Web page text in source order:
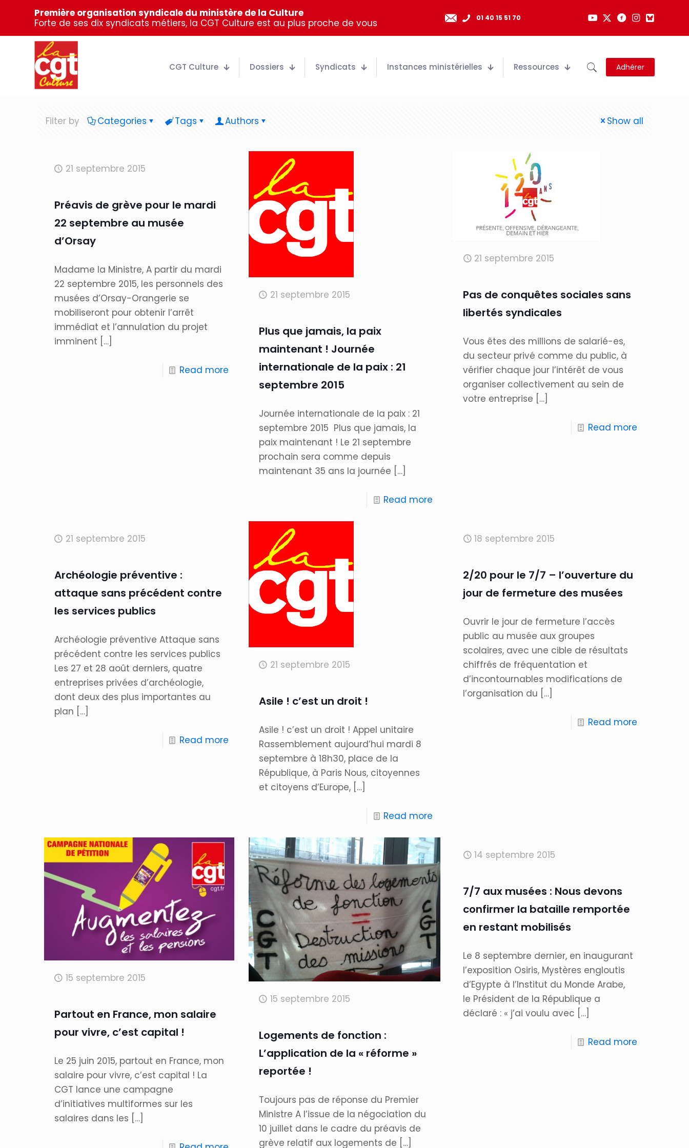
Première organisation syndicale du ministère de la Culture
Forte de ses dix syndicats métiers, la CGT Culture est au plus proche de vous
01 40 15 51 70
CGT Culture Dossiers Syndicats Instances ministérielles Ressources Adhérer
Filter by Categories Tags Authors Show all
21 septembre 2015
Préavis de grève pour le mardi
22 septembre au musée
d’Orsay
Madame la Ministre, A partir du mardi
22 septembre 2015, les personnels des
musées d’Orsay-Orangerie se
mobiliseront pour obtenir l’arrêt
immédiat et l’annulation du projet
imminent […]
Read more
21 septembre 2015
Plus que jamais, la paix
maintenant ! Journée
internationale de la paix : 21
septembre 2015
Journée internationale de la paix : 21
septembre 2015 Plus que jamais, la
paix maintenant ! Le 21 septembre
prochain sera comme depuis
maintenant 35 ans la journée […]
Read more
21 septembre 2015
Pas de conquêtes sociales sans
libertés syndicales
Vous êtes des millions de salarié-es,
du secteur privé comme du public, à
vérifier chaque jour l’intérêt de vous
organiser collectivement au sein de
votre entreprise […]
Read more
21 septembre 2015
Archéologie préventive :
attaque sans précédent contre
les services publics
Archéologie préventive Attaque sans
précédent contre les services publics
Les 27 et 28 août derniers, quatre
entreprises privées d’archéologie,
dont deux des plus importantes au
plan […]
Read more
21 septembre 2015
Asile ! c’est un droit !
Asile ! c’est un droit ! Appel unitaire
Rassemblement aujourd’hui mardi 8
septembre à 18h30, place de la
République, à Paris Nous, citoyennes
et citoyens d’Europe,[…]
Read more
18 septembre 2015
2/20 pour le 7/7 – l’ouverture du
jour de fermeture des musées
Ouvrir le jour de fermeture l’accès
public au musée aux groupes
scolaires, avec une cible de résultats
chiffrés de fréquentation et
d’incontournables modifications de
l’organisation du […]
Read more
15 septembre 2015
Partout en France, mon salaire
pour vivre, c’est capital !
Le 25 juin 2015, partout en France, mon
salaire pour vivre, c’est capital ! La
CGT lance une campagne
d’initiatives multiformes sur les
salaires dans les […]
15 septembre 2015
Logements de fonction :
L’application de la « réforme »
reportée !
Toujours pas de réponse du Premier
Ministre A l’issue de la négociation du
10 juillet dans le cadre du préavis de
grève relatif aux logements de […]
14 septembre 2015
7/7 aux musées : Nous devons
confirmer la bataille remportée
en restant mobilisés
Le 8 septembre dernier, en inaugurant
l’exposition Osiris, Mystères engloutis
d’Egypte à l’Institut du Monde Arabe,
le Président de la République a
déclaré : « j’ai voulu avec […]
Read more